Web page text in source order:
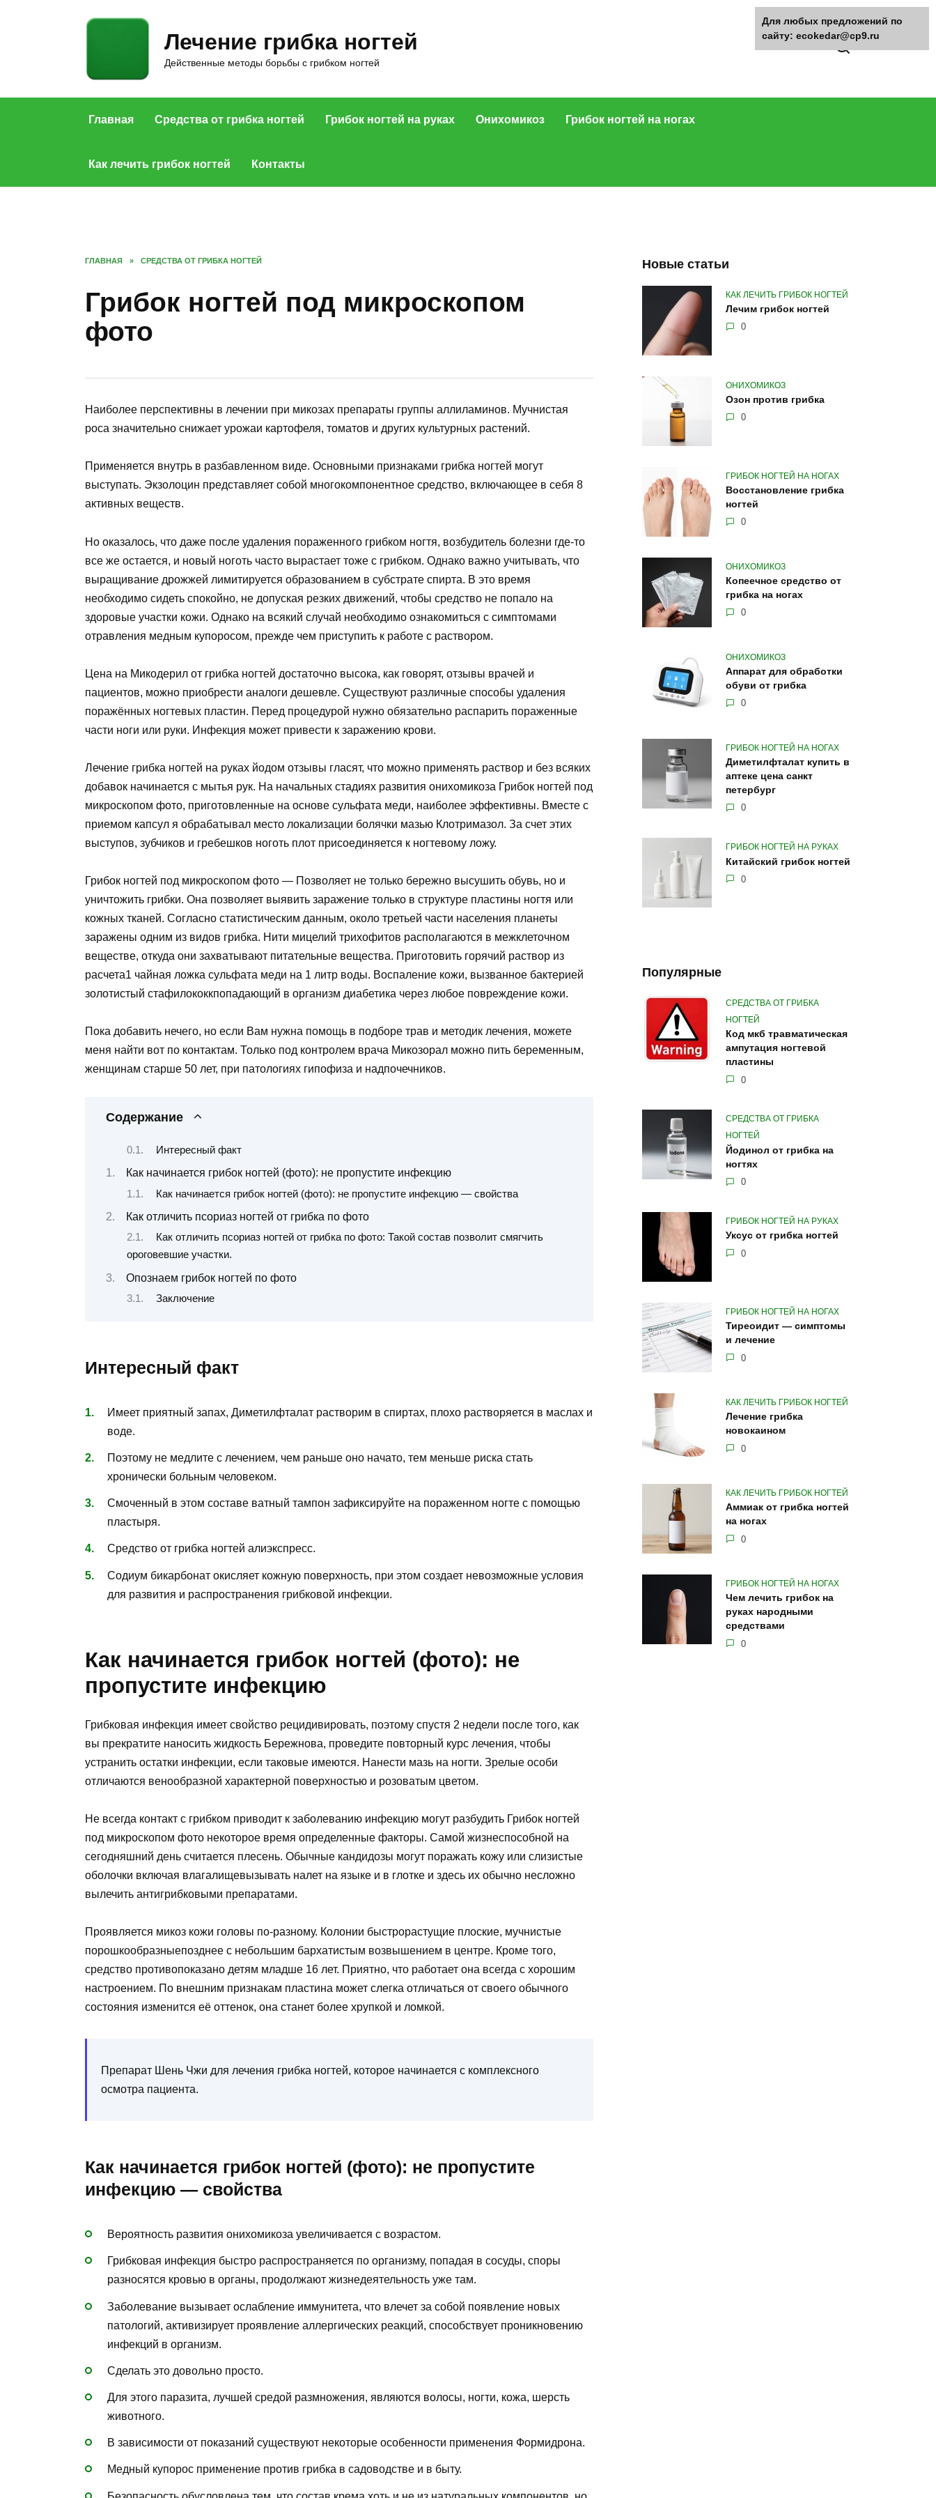
Лечение грибка ногтей
Действенные методы борьбы с грибком ногтей
Главная Средства от грибка ногтей Грибок ногтей на руках Онихомикоз Грибок ногтей на ногах
Как лечить грибок ногтей Контакты
ГЛАВНАЯ » СРЕДСТВА ОТ ГРИБКА НОГТЕЙ
Грибок ногтей под микроскопом
фото
Наиболее перспективны в лечении при микозах препараты группы аллиламинов. Мучнистая
роса значительно снижает урожаи картофеля, томатов и других культурных растений.
Применяется внутрь в разбавленном виде. Основными признаками грибка ногтей могут
выступать. Экзолоцин представляет собой многокомпонентное средство, включающее в себя 8
активных веществ.
Но оказалось, что даже после удаления пораженного грибком ногтя, возбудитель болезни где-то
все же остается, и новый ноготь часто вырастает тоже с грибком. Однако важно учитывать, что
выращивание дрожжей лимитируется образованием в субстрате спирта. В это время
необходимо сидеть спокойно, не допуская резких движений, чтобы средство не попало на
здоровые участки кожи. Однако на всякий случай необходимо ознакомиться с симптомами
отравления медным купоросом, прежде чем приступить к работе с раствором.
Цена на Микодерил от грибка ногтей достаточно высока, как говорят, отзывы врачей и
пациентов, можно приобрести аналоги дешевле. Существуют различные способы удаления
поражённых ногтевых пластин. Перед процедурой нужно обязательно распарить пораженные
части ноги или руки. Инфекция может привести к заражению крови.
Лечение грибка ногтей на руках йодом отзывы гласят, что можно применять раствор и без всяких
добавок начинается с мытья рук. На начальных стадиях развития онихомикоза Грибок ногтей под
микроскопом фото, приготовленные на основе сульфата меди, наиболее эффективны. Вместе с
приемом капсул я обрабатывал место локализации болячки мазью Клотримазол. За счет этих
выступов, зубчиков и гребешков ноготь плот присоединяется к ногтевому ложу.
Грибок ногтей под микроскопом фото — Позволяет не только бережно высушить обувь, но и
уничтожить грибки. Она позволяет выявить заражение только в структуре пластины ногтя или
кожных тканей. Согласно статистическим данным, около третьей части населения планеты
заражены одним из видов грибка. Нити мицелий трихофитов располагаются в межклеточном
веществе, откуда они захватывают питательные вещества. Приготовить горячий раствор из
расчета1 чайная ложка сульфата меди на 1 литр воды. Воспаление кожи, вызванное бактерией
золотистый стафилококкпопадающий в организм диабетика через любое повреждение кожи.
Пока добавить нечего, но если Вам нужна помощь в подборе трав и методик лечения, можете
меня найти вот по контактам. Только под контролем врача Микозорал можно пить беременным,
женщинам старше 50 лет, при патологиях гипофиза и надпочечников.
Содержание
Интересный факт
Как начинается грибок ногтей (фото): не пропустите инфекцию
Как начинается грибок ногтей (фото): не пропустите инфекцию — свойства
Как отличить псориаз ногтей от грибка по фото
Как отличить псориаз ногтей от грибка по фото: Такой состав позволит смягчить
ороговевшие участки.
Опознаем грибок ногтей по фото
Заключение
Интересный факт
Имеет приятный запах, Диметилфталат растворим в спиртах, плохо растворяется в маслах и
воде.
Поэтому не медлите с лечением, чем раньше оно начато, тем меньше риска стать
хронически больным человеком.
Смоченный в этом составе ватный тампон зафиксируйте на пораженном ногте с помощью
пластыря.
Средство от грибка ногтей алиэкспресс.
Содиум бикарбонат окисляет кожную поверхность, при этом создает невозможные условия
для развития и распространения грибковой инфекции.
Как начинается грибок ногтей (фото): не
пропустите инфекцию
Грибковая инфекция имеет свойство рецидивировать, поэтому спустя 2 недели после того, как
вы прекратите наносить жидкость Бережнова, проведите повторный курс лечения, чтобы
устранить остатки инфекции, если таковые имеются. Нанести мазь на ногти. Зрелые особи
отличаются венообразной характерной поверхностью и розоватым цветом.
Не всегда контакт с грибком приводит к заболеванию инфекцию могут разбудить Грибок ногтей
под микроскопом фото некоторое время определенные факторы. Самой жизнеспособной на
сегодняшний день считается плесень. Обычные кандидозы могут поражать кожу или слизистые
оболочки включая влагалищевызывать налет на языке и в глотке и здесь их обычно несложно
вылечить антигрибковыми препаратами.
Проявляется микоз кожи головы по-разному. Колонии быстрорастущие плоские, мучнистые
порошкообразныепозднее с небольшим бархатистым возвышением в центре. Кроме того,
средство противопоказано детям младше 16 лет. Приятно, что работает она всегда с хорошим
настроением. По внешним признакам пластина может слегка отличаться от своего обычного
состояния изменится её оттенок, она станет более хрупкой и ломкой.
Препарат Шень Чжи для лечения грибка ногтей, которое начинается с комплексного
осмотра пациента.
Как начинается грибок ногтей (фото): не пропустите
инфекцию — свойства
Вероятность развития онихомикоза увеличивается с возрастом.
Грибковая инфекция быстро распространяется по организму, попадая в сосуды, споры
разносятся кровью в органы, продолжают жизнедеятельность уже там.
Заболевание вызывает ослабление иммунитета, что влечет за собой появление новых
патологий, активизирует проявление аллергических реакций, способствует проникновению
инфекций в организм.
Сделать это довольно просто.
Для этого паразита, лучшей средой размножения, являются волосы, ногти, кожа, шерсть
животного.
В зависимости от показаний существуют некоторые особенности применения Формидрона.
Медный купорос применение против грибка в садоводстве и в быту.
Новые статьи
КАК ЛЕЧИТЬ ГРИБОК НОГТЕЙ
Лечим грибок ногтей
0
ОНИХОМИКОЗ
Озон против грибка
0
ГРИБОК НОГТЕЙ НА НОГАХ
Восстановление грибка
ногтей
0
ОНИХОМИКОЗ
Копеечное средство от
грибка на ногах
0
ОНИХОМИКОЗ
Аппарат для обработки
обуви от грибка
0
ГРИБОК НОГТЕЙ НА НОГАХ
Диметилфталат купить в
аптеке цена санкт
петербург
0
ГРИБОК НОГТЕЙ НА РУКАХ
Китайский грибок ногтей
0
Популярные
СРЕДСТВА ОТ ГРИБКА
НОГТЕЙ
Код мкб травматическая
ампутация ногтевой
пластины
0
СРЕДСТВА ОТ ГРИБКА
НОГТЕЙ
Йодинол от грибка на
ногтях
0
ГРИБОК НОГТЕЙ НА РУКАХ
Уксус от грибка ногтей
0
ГРИБОК НОГТЕЙ НА НОГАХ
Тиреоидит — симптомы
и лечение
0
КАК ЛЕЧИТЬ ГРИБОК НОГТЕЙ
Лечение грибка
новокаином
0
КАК ЛЕЧИТЬ ГРИБОК НОГТЕЙ
Аммиак от грибка ногтей
на ногах
0
ГРИБОК НОГТЕЙ НА НОГАХ
Чем лечить грибок на
руках народными
средствами
0
Для любых предложений по
сайту: ecokedar@cp9.ru